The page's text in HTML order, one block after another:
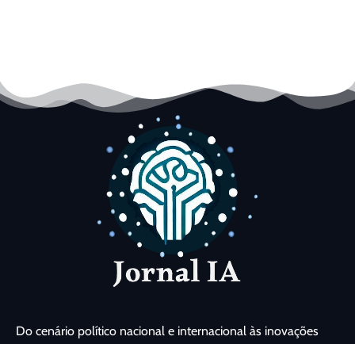
Do cenário político nacional e internacional às inovações